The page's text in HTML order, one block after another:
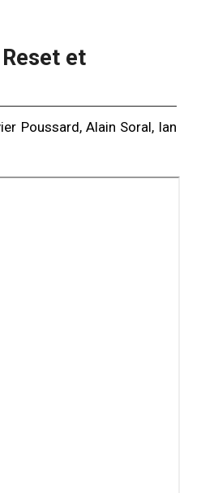
et
Poussard, Alain Soral, Ian